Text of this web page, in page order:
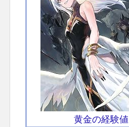
黄金の経験値